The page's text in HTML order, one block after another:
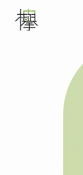
メインナビゲ